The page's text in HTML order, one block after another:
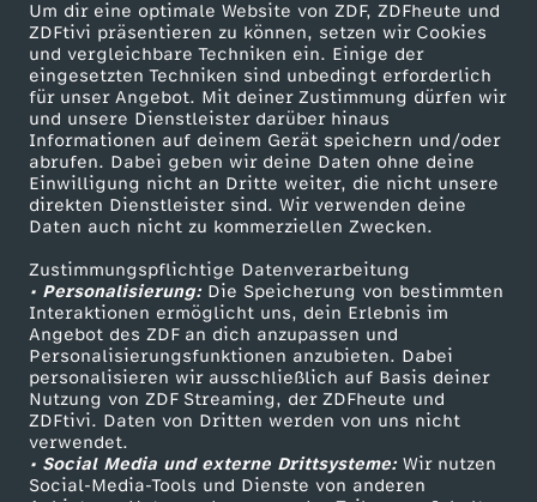
Um dir eine optimale Website von ZDF, ZDFheute und
ZDFtivi präsentieren zu können, setzen wir Cookies
und vergleichbare Techniken ein. Einige der
eingesetzten Techniken sind unbedingt erforderlich
für unser Angebot. Mit deiner Zustimmung dürfen wir
und unsere Dienstleister darüber hinaus
Informationen auf deinem Gerät speichern und/oder
abrufen. Dabei geben wir deine Daten ohne deine
Einwilligung nicht an Dritte weiter, die nicht unsere
direkten Dienstleister sind. Wir verwenden deine
Daten auch nicht zu kommerziellen Zwecken.
Zustimmungspflichtige Datenverarbeitung
• Personalisierung:Die Speicherung von bestimmten
Interaktionen ermöglicht uns, dein Erlebnis im
Angebot des ZDF an dich anzupassen und
Personalisierungsfunktionen anzubieten. Dabei
personalisieren wir ausschließlich auf Basis deiner
Nutzung von ZDF Streaming, der ZDFheute und
ZDFtivi. Daten von Dritten werden von uns nicht
verwendet.
• Social Media und externe Drittsysteme:Wir nutzen
Social-Media-Tools und Dienste von anderen
h
-
C
o
n
r
a
d
Mehr ZDF
ZDF-Apps
Smart TV
ZDFtext
Livestreams
Sendungen A-Z
TV-Programm
Service
ZDFmitreden
Kontakt zum ZDF
Tickets
Zuschauerservice
Hilfe
ZDF Unternehmen